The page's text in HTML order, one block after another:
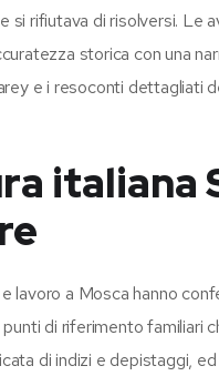
rifiutava di risolversi. Le
storica con una
e i resoconti dettagliati
italiana
lavoro a Mosca hanno
di riferimento familiari
di indizi e depistaggi,